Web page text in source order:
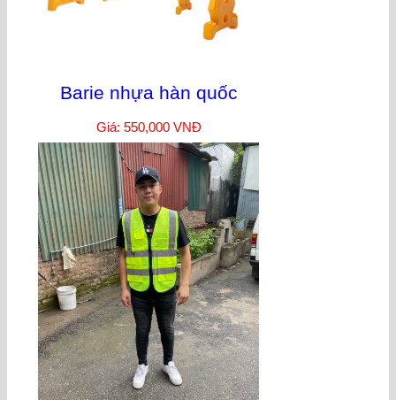
Barie nhựa hàn quốc
Giá: 550,000 VNĐ